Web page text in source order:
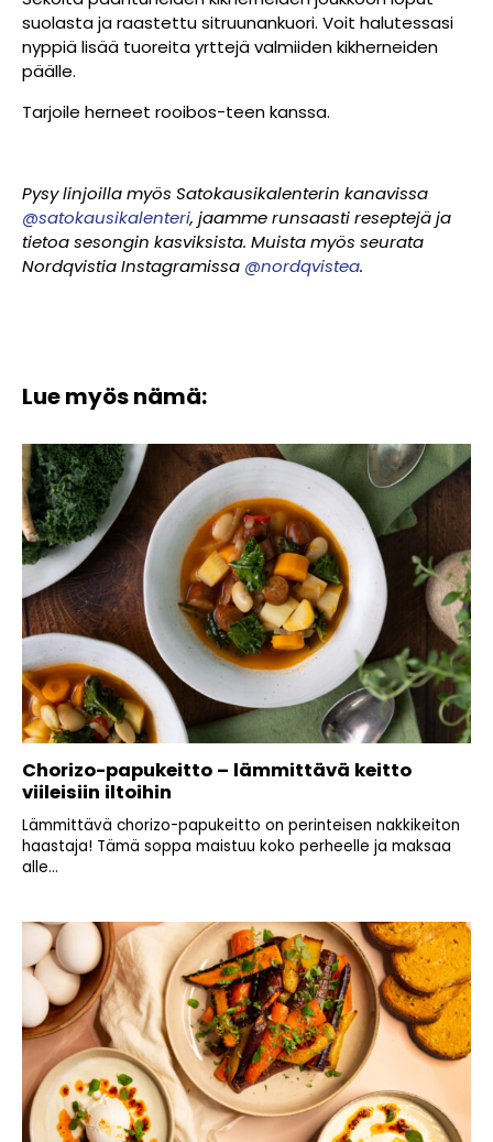
suolasta ja raastettu sitruunankuori. Voit halutessasi
nyppiä lisää tuoreita yrttejä valmiiden kikherneiden
päälle.
Tarjoile herneet rooibos-teen kanssa.
Pysy linjoilla myös Satokausikalenterin kanavissa
@satokausikalenteri, jaamme runsaasti reseptejä ja
tietoa sesongin kasviksista. Muista myös seurata
Nordqvistia Instagramissa @nordqvistea.
Lue myös nämä:
Chorizo-papukeitto – lämmittävä keitto
viileisiin iltoihin
Lämmittävä chorizo-papukeitto on perinteisen nakkikeiton
haastaja! Tämä soppa maistuu koko perheelle ja maksaa
alle...